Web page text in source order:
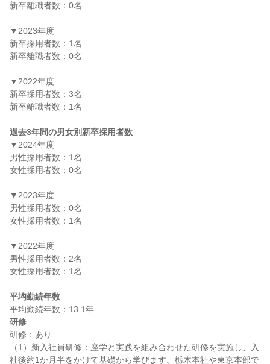
新卒離職者数：0名
▼2023年度
新卒採用者数：1名
新卒離職者数：0名
▼2022年度
新卒採用者数：3名
新卒離職者数：1名
過去3年間の男女別新卒採用者数
▼2024年度
男性採用者数：1名
女性採用者数：0名
▼2023年度
男性採用者数：0名
女性採用者数：1名
▼2022年度
男性採用者数：2名
女性採用者数：1名
平均勤続年数
研修
研修：あり
（1）新入社員研修：座学と実践を組み合わせた研修を実施し、入
社後約1か月半をかけて基礎から学びます。栃木本社や東京本部で